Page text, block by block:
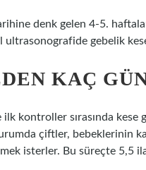
denk gelen 4-5.
ultrasonografide gebelik
KAÇ
kontroller sırasında kese
çiftler, bebeklerinin
isterler. Bu süreçte 5,5